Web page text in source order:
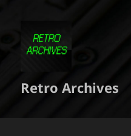
Retro Archives